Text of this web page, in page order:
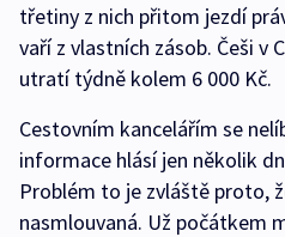
třetiny z nich přitom jezdí
vaří z vlastních zásob. Češi v
utratí týdně kolem 6 000 Kč.
Cestovním kancelářím se
informace hlásí jen několik
Problém to je zvláště proto,
nasmlouvaná. Už počátkem